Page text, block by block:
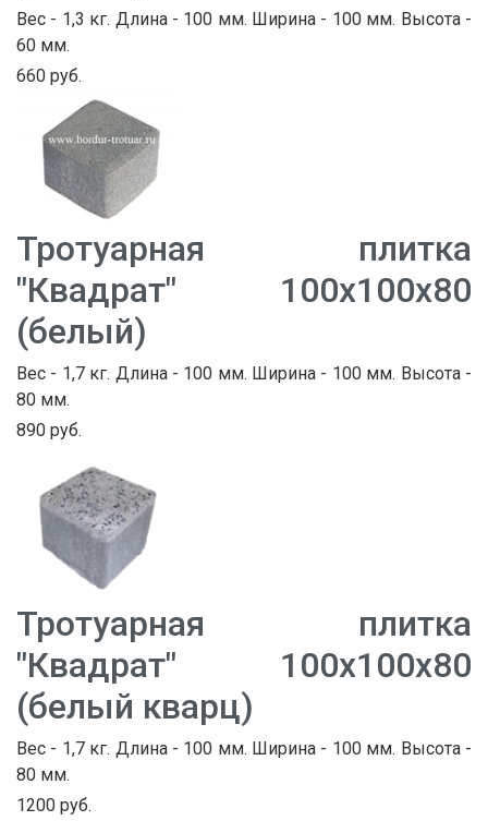
Вес - 1,3 кг. Длина - 100 мм. Ширина - 100 мм. Высота -
60 мм.
660 руб.
Тротуарная плитка
"Квадрат" 100х100х80
(белый)
Вес - 1,7 кг. Длина - 100 мм. Ширина - 100 мм. Высота -
80 мм.
890 руб.
Тротуарная плитка
"Квадрат" 100х100х80
(белый кварц)
Вес - 1,7 кг. Длина - 100 мм. Ширина - 100 мм. Высота -
80 мм.
1200 руб.